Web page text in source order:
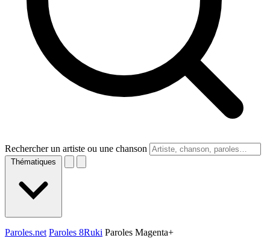
Rechercher un artiste ou une chanson
Thématiques
Paroles.net Paroles 8Ruki Paroles Magenta+